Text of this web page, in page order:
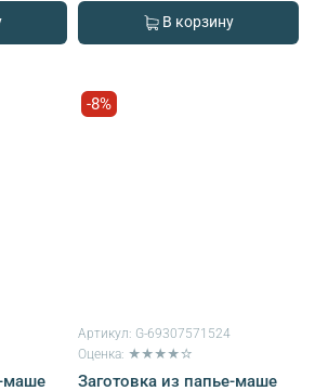
В корзину
маше
-8%
Артикул: G-69307571524
Оценка: ★★★★☆
Заготовка из папье-маше